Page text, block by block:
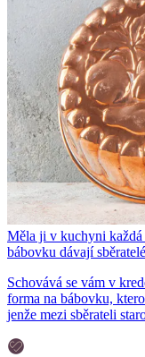
Měla ji v kuchyni každá
bábovku dávají
Schovává se vám v
forma na bábovku,
jenže mezi sběrateli